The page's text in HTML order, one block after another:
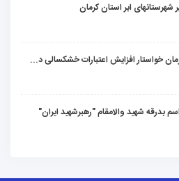
ابر استان کرمان
مدیرکل امور عشایر کرمان خواستار افزایش اعتبارات خشکسالی در سال جدید شد
بدرقه شهید والامقام "رهبرشهید ایران"